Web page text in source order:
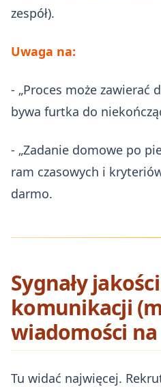
zespół).
Uwaga na:
- „Proces może
bywa furtka do
- „Zadanie domowe po
ram czasowych i
darmo.
Sygnały
komunikacji
wiadomości
Tu widać najwięcej.